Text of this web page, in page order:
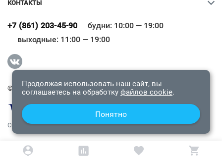
КОНТАКТЫ
+7 (861) 203-45-90
будни: 10:00 — 19:00
выходные: 11:00 — 19:00
© 2009-2026 «Водолей Онлайн». Все права защищены.
СОГЛАШЕНИЕ О КОНФИДЕНЦИАЛЬНОСТИ
Всё верно
Продолжая использовать наш сайт, вы
соглашаетесь на обработку файлов cookie.
Понятно